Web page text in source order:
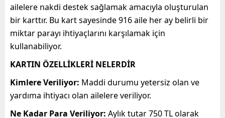
ailelere nakdi destek sağlamak amacıyla oluşturulan
bir karttır. Bu kart sayesinde 916 aile her ay belirli bir
miktar parayı ihtiyaçlarını karşılamak için
kullanabiliyor.
KARTIN ÖZELLİKLERİ NELERDİR
Kimlere Veriliyor: Maddi durumu yetersiz olan ve
yardıma ihtiyacı olan ailelere veriliyor.
Ne Kadar Para Veriliyor: Aylık tutar 750 TL olarak